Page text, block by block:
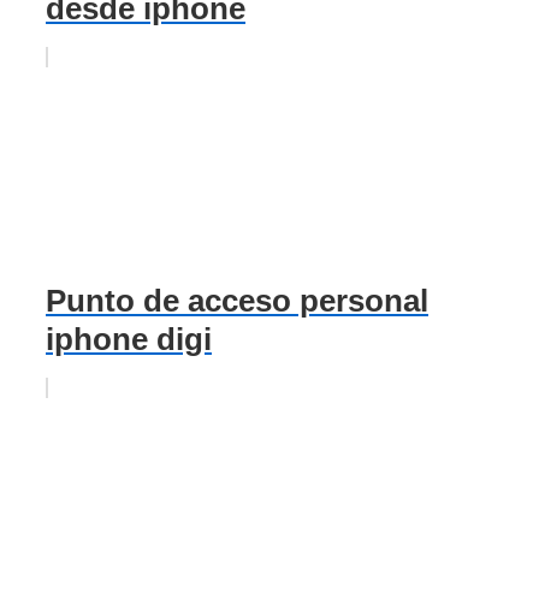
desde iphone
Punto de acceso personal
iphone digi